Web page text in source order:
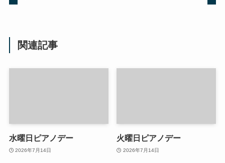
関連記事
水曜日ピアノデー
2026年7月14日
火曜日ピアノデー
2026年7月14日